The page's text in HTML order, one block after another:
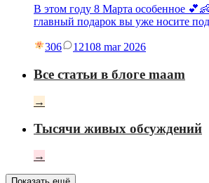
В этом году 8 Марта особенное
главный подарок вы уже носите
306 12108 mar 2026
Все статьи в блоге maam
→
Тысячи живых обсуждений
→